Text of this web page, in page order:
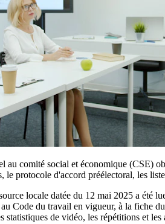
au comité social et économique (CSE)
protocole d'accord préélectoral, les
locale datée du 12 mai 2025 a été
Code du travail en vigueur, à la fiche
de vidéo, les répétitions et les